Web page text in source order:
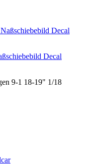
Decal
9-1 18-19" 1/18